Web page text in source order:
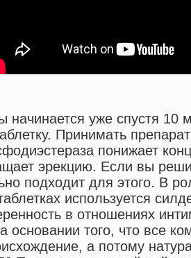
начинается уже спустя 10
Принимать
понижает
эрекцию. Если вы
подходит для этого. В
используется
в отношениях
основании того, что все
а потому